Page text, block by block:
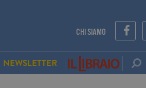
CHI SIAMO
NEWSLETTER